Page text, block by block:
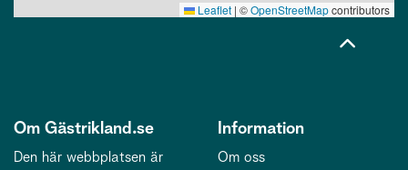
Leaflet | ©OpenStreetMapcontributors
Om Gästrikland.se
Den här webbplatsen är
Information
Om oss